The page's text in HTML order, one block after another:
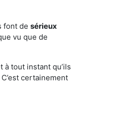
font de sérieux
vu que de
à tout instant qu’ils
certainement